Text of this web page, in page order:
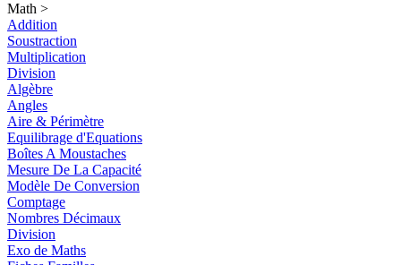
Math >
Addition
Soustraction
Multiplication
Division
Algèbre
Angles
Aire & Périmètre
Equilibrage d'Equations
Boîtes A Moustaches
Mesure De La Capacité
Modèle De Conversion
Comptage
Nombres Décimaux
Division
Exo de Maths